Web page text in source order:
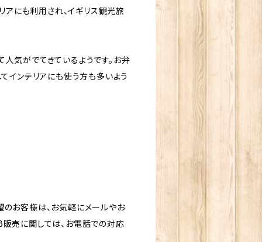
アにも利用され、イギリス観光旅
気がでてきているようです。お弁
てインテリアにも使う方も多いよう
のお客様は、お気軽にメールやお
売に関しては、お電話での対応